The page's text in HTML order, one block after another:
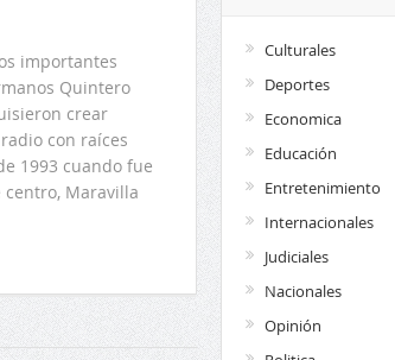
importantes
Quintero
crear
con raíces
1993 cuando fue
Maravilla
Culturales
Deportes
Economica
Educación
Entretenimiento
Internacionales
Judiciales
Nacionales
Opinión